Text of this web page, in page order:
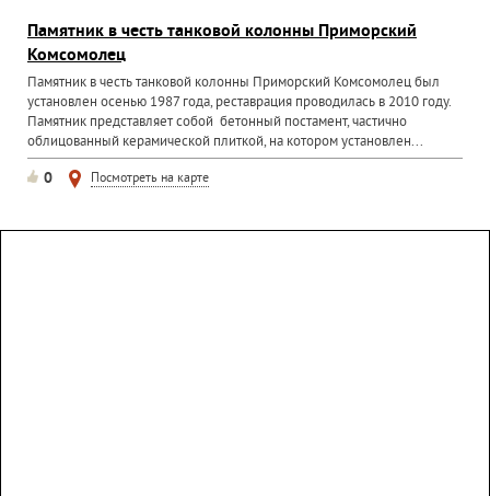
Памятник в честь танковой колонны Приморский
Комсомолец
Памятник в честь танковой колонны Приморский Комсомолец был
установлен осенью 1987 года, реставрация проводилась в 2010 году.
Памятник представляет собой бетонный постамент, частично
облицованный керамической плиткой, на котором установлен...
0 Посмотреть на карте